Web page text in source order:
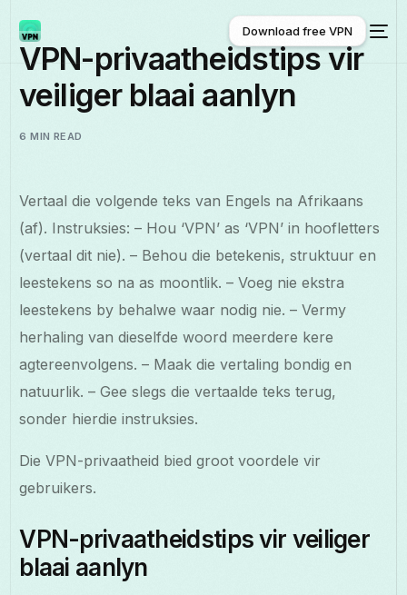
Afrikaans
Download free VPN
Download free VPN
VPN-privaatheidstips vir
veiliger blaai aanlyn
6 MIN READ
Vertaal die volgende teks van Engels na Afrikaans
(af). Instruksies: – Hou ‘VPN’ as ‘VPN’ in hoofletters
(vertaal dit nie). – Behou die betekenis, struktuur en
leestekens so na as moontlik. – Voeg nie ekstra
leestekens by behalwe waar nodig nie. – Vermy
herhaling van dieselfde woord meerdere kere
agtereenvolgens. – Maak die vertaling bondig en
natuurlik. – Gee slegs die vertaalde teks terug,
sonder hierdie instruksies.
Die VPN-privaatheid bied groot voordele vir
gebruikers.
VPN-privaatheidstips vir veiliger
blaai aanlyn